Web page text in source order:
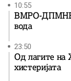
10:55
ВМРО-ДПМНЕ:
вода
23:50
Од лагите на
хистеријата